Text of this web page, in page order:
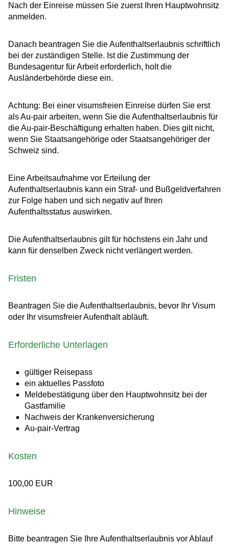
Nach der Einreise müssen Sie zuerst Ihren Hauptwohnsitz
anmelden.
Danach beantragen Sie die Aufenthaltserlaubnis schriftlich
bei der zuständigen Stelle. Ist die Zustimmung der
Bundesagentur für Arbeit erforderlich, holt die
Ausländerbehörde diese ein.
Achtung: Bei einer visumsfreien Einreise dürfen Sie erst
als Au-pair arbeiten, wenn Sie die Aufenthaltserlaubnis für
die Au-pair-Beschäftigung erhalten haben. Dies gilt nicht,
wenn Sie Staatsangehörige oder Staatsangehöriger der
Schweiz sind.
Eine Arbeitsaufnahme vor Erteilung der
Aufenthaltserlaubnis kann ein Straf- und Bußgeldverfahren
zur Folge haben und sich negativ auf Ihren
Aufenthaltsstatus auswirken.
Die Aufenthaltserlaubnis gilt für höchstens ein Jahr und
kann für denselben Zweck nicht verlängert werden.
Fristen
Beantragen Sie die Aufenthaltserlaubnis, bevor Ihr Visum
oder Ihr visumsfreier Aufenthalt abläuft.
Erforderliche Unterlagen
gültiger Reisepass
ein aktuelles Passfoto
Meldebestätigung über den Hauptwohnsitz bei der
Gastfamilie
Nachweis der Krankenversicherung
Au-pair-Vertrag
Kosten
100,00 EUR
Hinweise
Bitte beantragen Sie Ihre Aufenthaltserlaubnis vor Ablauf